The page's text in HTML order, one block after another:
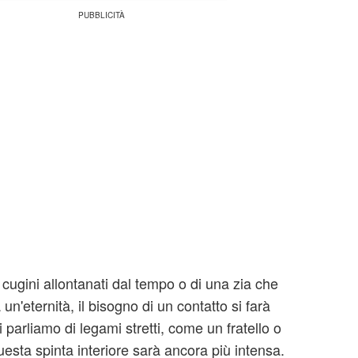
allontanati dal tempo o di una zia che
il bisogno di un contatto si farà
parliamo di legami stretti, come un fratello o
spinta interiore sarà ancora più intensa.